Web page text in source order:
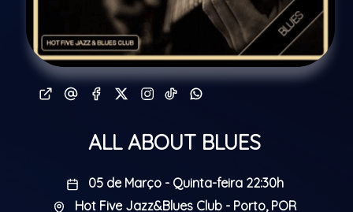
ALL ABOUT BLUES
05 de Março - Quinta-feira 22:30h
Hot Five Jazz&Blues Club - Porto, POR